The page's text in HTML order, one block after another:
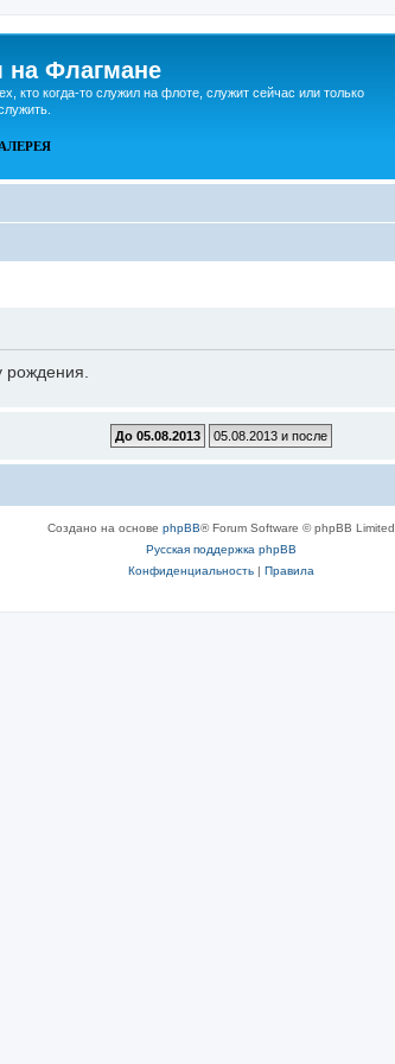
Флагмане
кто когда-то служил на флоте, служит сейчас или только
рождения.
Создано на основе phpBB® Forum Software © phpBB Limited
Русская поддержка phpBB
Конфиденциальность| Правила